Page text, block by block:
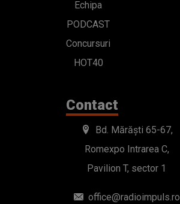
Echipa
PODCAST
Concursuri
HOT40
Contact
Bd. Mărăști 65-67,
Romexpo Intrarea C,
Pavilion T, sector 1
office@radioimpuls.ro